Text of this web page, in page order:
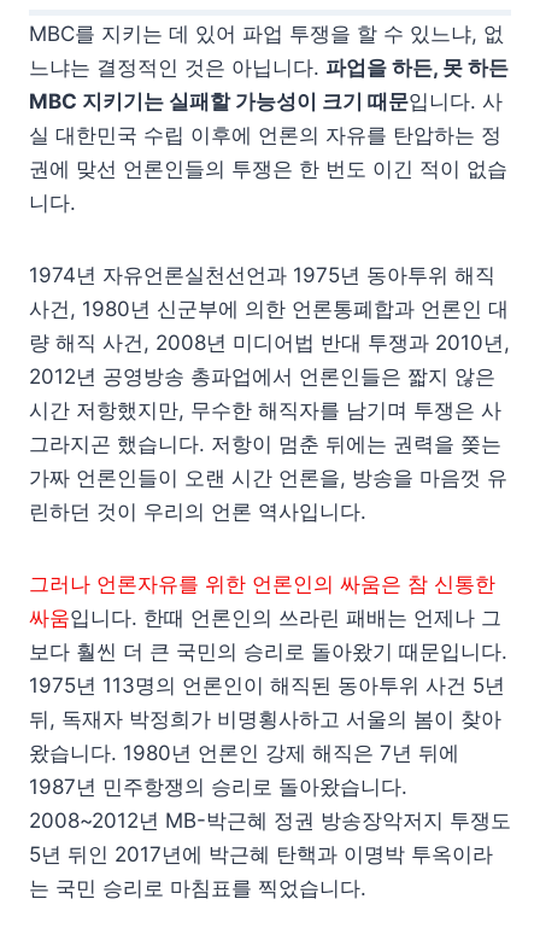
MBC를 지키는 데 있어 파업 투쟁을 할 수 있느냐, 없
느냐는 결정적인 것은 아닙니다. 파업을 하든, 못 하든
MBC 지키기는 실패할 가능성이 크기 때문입니다. 사
실 대한민국 수립 이후에 언론의 자유를 탄압하는 정
권에 맞선 언론인들의 투쟁은 한 번도 이긴 적이 없습
니다.
1974년 자유언론실천선언과 1975년 동아투위 해직
사건, 1980년 신군부에 의한 언론통폐합과 언론인 대
량 해직 사건, 2008년 미디어법 반대 투쟁과 2010년,
2012년 공영방송 총파업에서 언론인들은 짧지 않은
시간 저항했지만, 무수한 해직자를 남기며 투쟁은 사
그라지곤 했습니다. 저항이 멈춘 뒤에는 권력을 쫒는
가짜 언론인들이 오랜 시간 언론을, 방송을 마음껏 유
린하던 것이 우리의 언론 역사입니다.
그러나 언론자유를 위한 언론인의 싸움은 참 신통한
싸움입니다. 한때 언론인의 쓰라린 패배는 언제나 그
보다 훨씬 더 큰 국민의 승리로 돌아왔기 때문입니다.
1975년 113명의 언론인이 해직된 동아투위 사건 5년
뒤, 독재자 박정희가 비명횡사하고 서울의 봄이 찾아
왔습니다. 1980년 언론인 강제 해직은 7년 뒤에
1987년 민주항쟁의 승리로 돌아왔습니다.
2008~2012년 MB-박근혜 정권 방송장악저지 투쟁도
5년 뒤인 2017년에 박근혜 탄핵과 이명박 투옥이라
는 국민 승리로 마침표를 찍었습니다.